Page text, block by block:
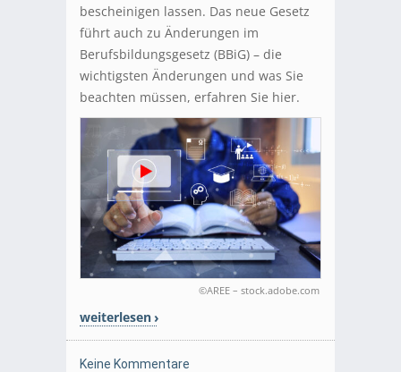
bescheinigen lassen. Das neue Gesetz
führt auch zu Änderungen im
Berufsbildungsgesetz (BBiG) – die
wichtigsten Änderungen und was Sie
beachten müssen, erfahren Sie hier.
©AREE – stock.adobe.com
weiterlesen
Keine Kommentare